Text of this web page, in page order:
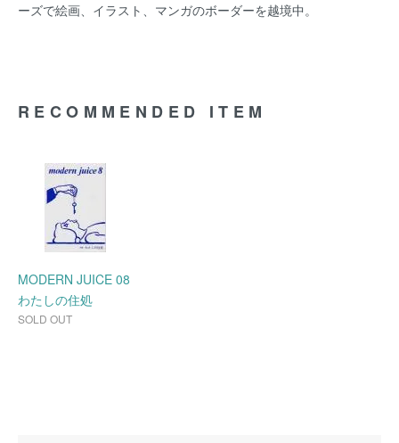
ーズで絵画、イラスト、マンガのボーダーを越境中。
RECOMMENDED ITEM
MODERN JUICE 08
わたしの住処
SOLD OUT